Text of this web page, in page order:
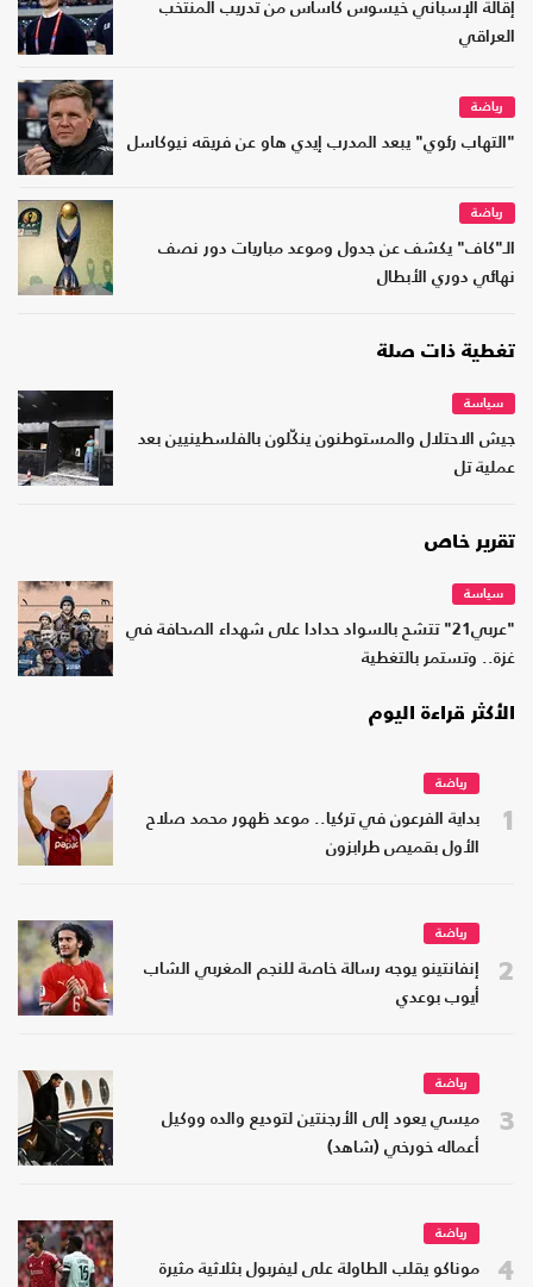
إقالة الإسباني خيسوس كاساس من تدريب المنتخب
العراقي
رياضة
"التهاب رئوي" يبعد المدرب إيدي هاو عن فريقه نيوكاسل
رياضة
الـ"كاف" يكشف عن جدول وموعد مباريات دور نصف
نهائي دوري الأبطال
تغطية ذات صلة
سياسة
جيش الاحتلال والمستوطنون ينكّلون بالفلسطينيين بعد
عملية تل
تقرير خاص
سياسة
"عربي21" تتشح بالسواد حدادا على شهداء الصحافة في
غزة.. وتستمر بالتغطية
الأكثر قراءة اليوم
1
رياضة
بداية الفرعون في تركيا.. موعد ظهور محمد صلاح
الأول بقميص طرابزون
2
رياضة
إنفانتينو يوجه رسالة خاصة للنجم المغربي الشاب
أيوب بوعدي
3
رياضة
ميسي يعود إلى الأرجنتين لتوديع والده ووكيل
أعماله خورخي (شاهد)
4
رياضة
موناكو يقلب الطاولة على ليفربول بثلاثية مثيرة